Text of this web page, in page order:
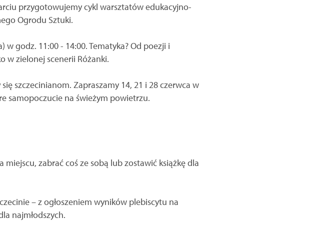
przygotowujemy cykl warsztatów edukacyjno-
Ogrodu Sztuki.
godz. 11:00 - 14:00. Tematyka? Od poezji i
w zielonej scenerii Różanki.
szczecinianom. Zapraszamy 14, 21 i 28 czerwca w
samopoczucie na świeżym powietrzu.
zabrać coś ze sobą lub zostawić książkę dla
– z ogłoszeniem wyników plebiscytu na
najmłodszych.